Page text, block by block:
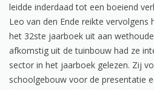
leidde inderdaad tot een boeiend
Leo van den Ende reikte vervolgens
het 32ste jaarboek uit aan
afkomstig uit de tuinbouw had ze
sector in het jaarboek gelezen. Zij
schoolgebouw voor de presentatie